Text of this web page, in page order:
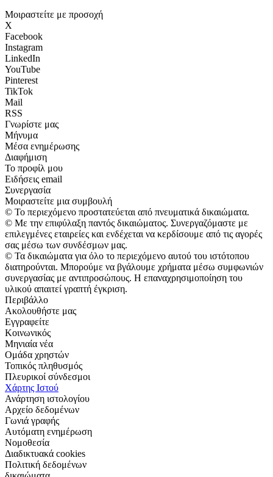
Μοιραστείτε με προσοχή
X
Facebook
Instagram
LinkedIn
YouTube
Pinterest
TikTok
Mail
RSS
Γνωρίστε μας
Μήνυμα
Μέσα ενημέρωσης
Διαφήμιση
Το προφίλ μου
Ειδήσεις email
Συνεργασία
Μοιραστείτε μια συμβουλή
© Το περιεχόμενο προστατεύεται από πνευματικά δικαιώματα.
© Με την επιφύλαξη παντός δικαιώματος. Συνεργαζόμαστε με
επιλεγμένες εταιρείες και ενδέχεται να κερδίσουμε από τις αγορές
σας μέσω των συνδέσμων μας.
© Τα δικαιώματα για όλο το περιεχόμενο αυτού του ιστότοπου
διατηρούνται. Μπορούμε να βγάλουμε χρήματα μέσω συμφωνιών
συνεργασίας με αντιπροσώπους. Η επαναχρησιμοποίηση του
υλικού απαιτεί γραπτή έγκριση.
Περιβάλλο
Ακολουθήστε μας
Εγγραφείτε
Κοινωνικός
Μηνιαία νέα
Ομάδα χρηστών
Τοπικός πληθυσμός
Πλευρικοί σύνδεσμοι
Χάρτης Ιστού
Ανάρτηση ιστολογίου
Αρχείο δεδομένων
Γωνιά γραφής
Αυτόματη ενημέρωση
Νομοθεσία
Διαδικτυακά cookies
Πολιτική δεδομένων